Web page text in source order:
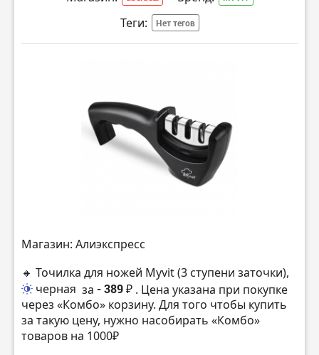
Теги: Нет тегов
Магазин: Алиэкспресс
🔸 Точилка для ножей Myvit (3 ступени заточки),
черная за - 389 ₽ . Цена указана при покупке
через «Комбо» корзину. Для того чтобы купить
за такую цену, нужно насобирать «Комбо»
товаров на 1000₽